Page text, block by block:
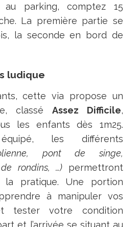
parking, comptez 15
La première partie se
la seconde en bord de
ludique
cette via propose un
classé Assez Difficile,
les enfants dès 1m25.
les différents
pont de singe,
rondins, …)permettront
pratique. Une portion
à manipuler vos
tester votre condition
et l’arrivée se situant au